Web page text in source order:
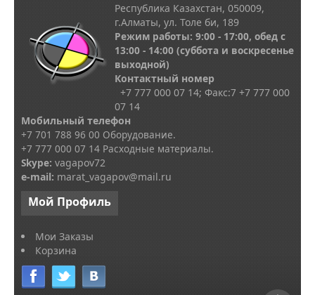
Республика Казахстан, 050009,
г.Алматы, ул. Толе би, 189
Режим работы: 9:00 - 17:00, обед с
13:00 - 14:00 (суббота и воскресенье
выходной)
Контактный номер
+7 777 000 07 14; Факс:7 +7 777 000
07 14
Мобильный телефон
+7 701 788 96 00 Оборудование.
+7 777 000 07 14 Расходные материалы.
Skype: vagapov72
e-mail: marat_vagapov@mail.ru
Мой Профиль
Мои Заказы
Корзина